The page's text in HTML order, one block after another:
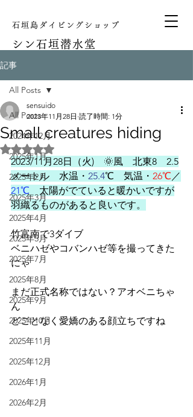
石垣島ダイビングショップ
シン石垣潜水堂
記事
All Posts
2024年12月
2025年1月
2025年2月
2025年3月
2025年4月
2025年5月
2025年7月
2025年8月
2025年9月
2025年10月
2025年11月
2025年12月
2026年1月
2026年2月
All Posts
Small creatures hiding
sensuido
2023年11月28日 読了時間: 1分
5つ星のうちNaNと評価されています。
2023/11月28日（火)　🌞風　北東8　2.5
メートル　水温・ 25.4℃　気温・ 26℃ ／
21℃ 太陽がでていると暖かいですが
羽織るものがあると良いです。
竹富南で3ダイブ
ベニハゼやコバンハゼ等を撮ってきた
にゃ
まだ正式名称ではない？アオベニちゃ
ん
どことなく愛嬌のある顔立ちですね